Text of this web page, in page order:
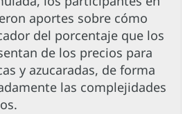
aportes sobre cómo
del porcentaje que los
de los precios para
y azucaradas, de forma
las complejidades